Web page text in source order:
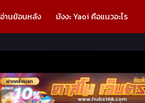
อ่านย้อนหลัง มังงะ Yaoi คือแนวอะไร